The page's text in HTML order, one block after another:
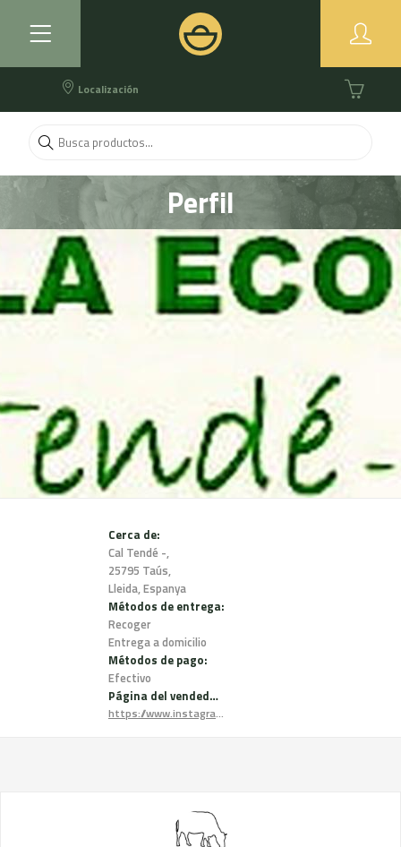
Localización
Perfil
Cerca de:
Cal Tendé -,
25795 Taús,
Lleida, Espanya
Métodos de entrega:
Recoger
Entrega a domicilio
Métodos de pago:
Efectivo
Página del vendedor:
https://www.instagram.com/caltende